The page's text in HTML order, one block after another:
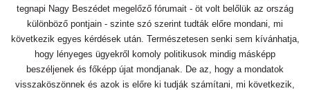
tegnapi Nagy Beszédet megelőző fórumait - öt volt belőlük az ország
különböző pontjain - szinte szó szerint tudták előre mondani, mi
következik egyes kérdések után. Természetesen senki sem kívánhatja,
hogy lényeges ügyekről komoly politikusok mindig másképp
beszéljenek és főképp újat mondjanak. De az, hogy a mondatok
visszaköszönnek és azok is előre ki tudják számítani, mi következik,